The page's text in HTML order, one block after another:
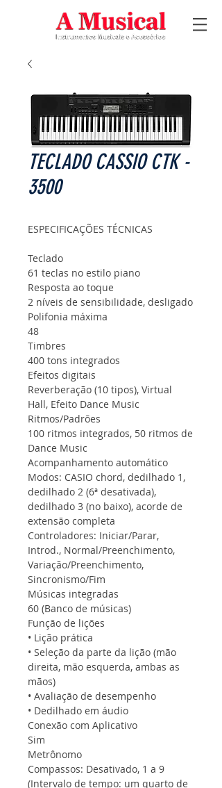
TECLADO CASSIO CTK -
3500
ESPECIFICAÇÕES TÉCNICAS
Teclado
61 teclas no estilo piano
Resposta ao toque
2 níveis de sensibilidade, desligado
Polifonia máxima
48
Timbres
400 tons integrados
Efeitos digitais
Reverberação (10 tipos), Virtual
Hall, Efeito Dance Music
Ritmos/Padrões
100 ritmos integrados, 50 ritmos de
Dance Music
Acompanhamento automático
Modos: CASIO chord, dedilhado 1,
dedilhado 2 (6ª desativada),
dedilhado 3 (no baixo), acorde de
extensão completa
Controladores: Iniciar/Parar,
Introd., Normal/Preenchimento,
Variação/Preenchimento,
Sincronismo/Fim
Músicas integradas
60 (Banco de músicas)
Função de lições
• Lição prática
• Seleção da parte da lição (mão
direita, mão esquerda, ambas as
mãos)
• Avaliação de desempenho
• Dedilhado em áudio
Conexão com Aplicativo
Sim
Metrônomo
Compassos: Desativado, 1 a 9
(Intervalo de tempo: um quarto de